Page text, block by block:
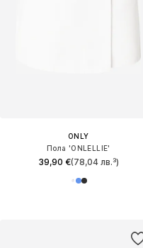
ONLY
Пола 'ONLELLIE'
39,90 €(78,04 лв.³)